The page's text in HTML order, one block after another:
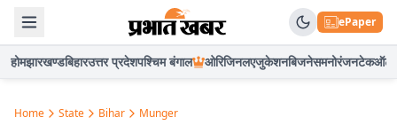
ePaper
होमझारखण्डबिहारउत्तर प्रदेशपश्चिम बंगाल ओरिजिनलएजुकेशनबिजनेसमनोरंजनटेकऑटो
Home State Bihar Munger